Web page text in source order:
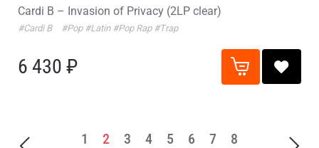
Cardi B – Invasion of Privacy (2LP clear)
#Cardi B #Pop #Latin #Pop Rap #Trap
6 430 ₽
1 2 3 4 5 6 7 8